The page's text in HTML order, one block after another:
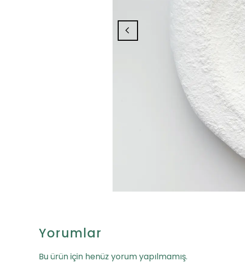
Yorumlar
Bu ürün için henüz yorum yapılmamış.